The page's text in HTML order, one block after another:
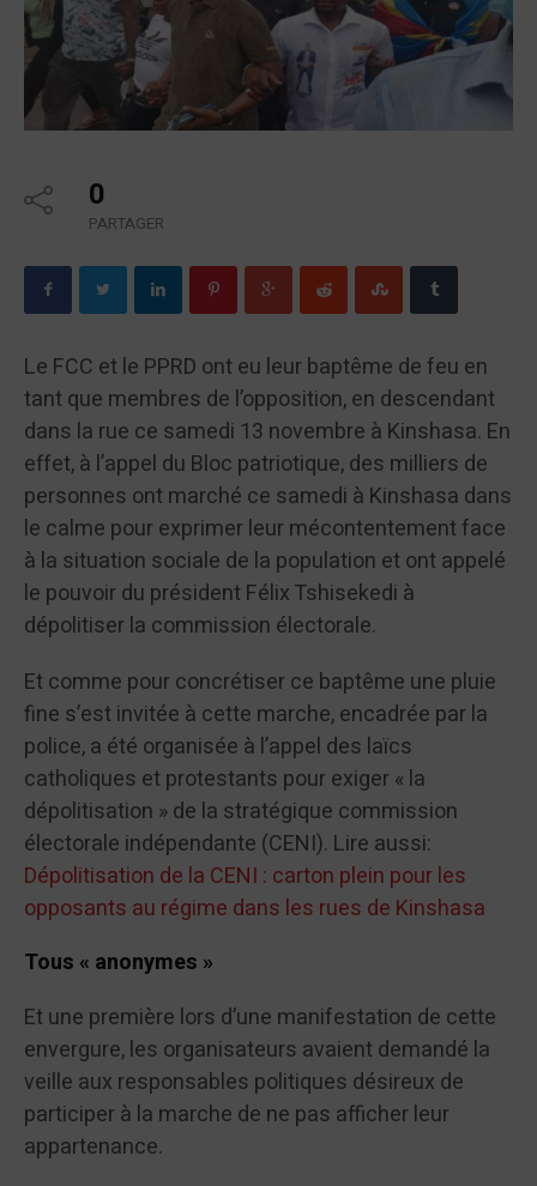
0
PARTAGER
Le FCC et le PPRD ont eu leur baptême de feu en
tant que membres de l’opposition, en descendant
dans la rue ce samedi 13 novembre à Kinshasa. En
effet, à l’appel du Bloc patriotique, des milliers de
personnes ont marché ce samedi à Kinshasa dans
le calme pour exprimer leur mécontentement face
à la situation sociale de la population et ont appelé
le pouvoir du président Félix Tshisekedi à
dépolitiser la commission électorale.
Et comme pour concrétiser ce baptême une pluie
fine s’est invitée à cette marche, encadrée par la
police, a été organisée à l’appel des laïcs
catholiques et protestants pour exiger « la
dépolitisation » de la stratégique commission
électorale indépendante (CENI). Lire aussi:
Dépolitisation de la CENI : carton plein pour les
opposants au régime dans les rues de Kinshasa
Tous « anonymes »
Et une première lors d’une manifestation de cette
envergure, les organisateurs avaient demandé la
veille aux responsables politiques désireux de
participer à la marche de ne pas afficher leur
appartenance.